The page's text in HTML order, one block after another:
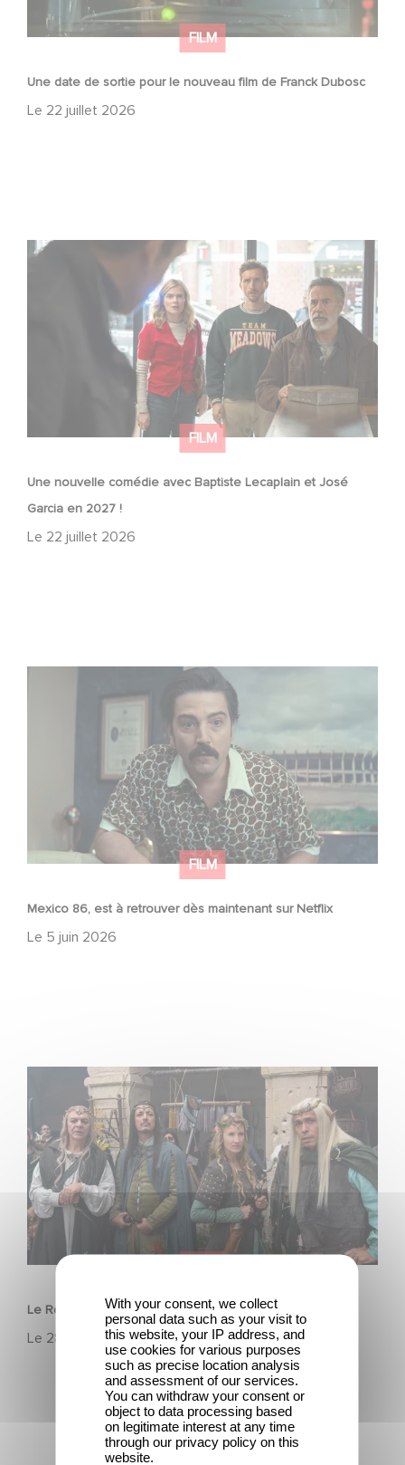
FILM
Une date de sortie pour le nouveau film de Franck Dubosc
Le 22 juillet 2026
FILM
Une nouvelle comédie avec Baptiste Lecaplain et José
Garcia en 2027 !
Le 22 juillet 2026
Une nouvelle comédie avec Baptiste Lecaplain et José
Garcia en 2027 !
FILM
Mexico 86, est à retrouver dès maintenant sur Netflix
Le 5 juin 2026
Mexico 86, est à retrouver dès maintenant sur Netflix
Le Roi du Game : la nouvelle comédie d'Eric Judor
Le 28 avril 2026
Le Roi du Game : la nouvelle comédie d'Eric Judor
With your consent, we collect
personal data such as your visit to
this website, your IP address, and
use cookies for various purposes
such as precise location analysis
and assessment of our services.
You can withdraw your consent or
object to data processing based
on legitimate interest at any time
through our privacy policy on this
website.